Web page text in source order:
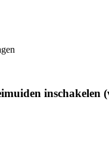
inschakelen